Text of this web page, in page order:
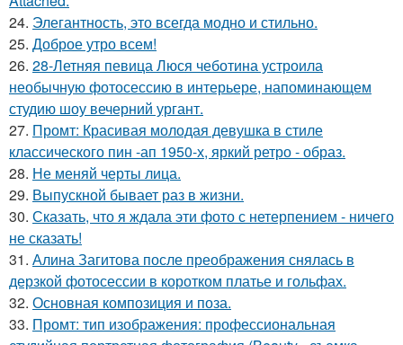
24. Элегантность, это всегда модно и стильно.
25. Доброе утро всем!
26. 28-Летняя певица Люся чеботина устроила
необычную фотосессию в интерьере, напоминающем
студию шоу вечерний ургант.
27. Промт: Красивая молодая девушка в стиле
классического пин -ап 1950-х, яркий ретро - образ.
28. Не меняй черты лица.
29. Выпускной бывает раз в жизни.
30. Сказать, что я ждала эти фото с нетерпением - ничего
не сказать!
31. Алина Загитова после преображения снялась в
дерзкой фотосессии в коротком платье и гольфах.
32. Основная композиция и поза.
33. Промт: тип изображения: профессиональная